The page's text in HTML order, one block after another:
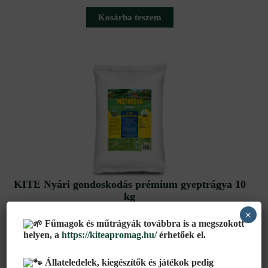
Kosárba teszem
KITE Nyári gondoskodás prémium gyeptrágya 10
kg
16 284Ft
was:
16
284 Ft.
14 999Ft
Fűmagok és műtrágyák továbbra is a megszokott
helyen, ahttps://kiteapromag.hu/érhetőek el.
Állateledelek, kiegészítők és játékok pedig
×